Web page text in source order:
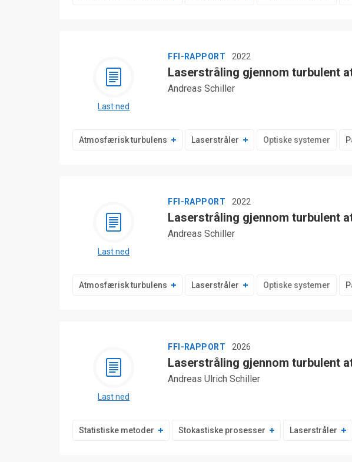
Last ned
FFI-RAPPORT 2022
Laserstråling gjennom turbulent
Andreas Schiller
Atmosfærisk turbulens Laserstråler Optiske systemer
Last ned
FFI-RAPPORT 2022
Laserstråling gjennom turbulent
Andreas Schiller
Atmosfærisk turbulens Laserstråler Optiske systemer
Last ned
FFI-RAPPORT 2026
Laserstråling gjennom turbulent
Andreas Ulrich Schiller
Statistiske metoder Stokastiske prosesser Laserstråler